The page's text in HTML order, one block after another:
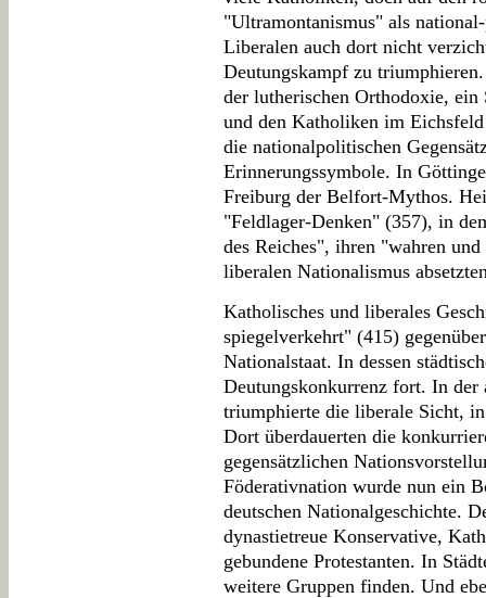
"Ultramontanismus" als
Liberalen auch dort nicht
Deutungskampf zu
der lutherischen Orthodoxie,
und den Katholiken im
die nationalpolitischen
Erinnerungssymbole. In
Freiburg der Belfort-Mythos.
"Feldlager-Denken" (357), in
des Reiches", ihren "wahren
liberalen Nationalismus
Katholisches und liberales
spiegelverkehrt" (415)
Nationalstaat. In dessen
Deutungskonkurrenz fort. In der
triumphierte die liberale Sicht,
Dort überdauerten die
gegensätzlichen
Föderativnation wurde nun ein
deutschen Nationalgeschichte.
dynastietreue Konservative,
gebundene Protestanten. In
weitere Gruppen finden. Und